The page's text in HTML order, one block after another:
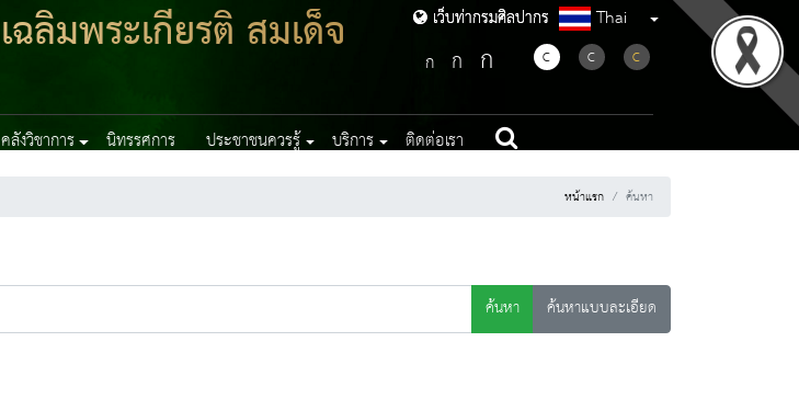
เว็บท่ากรมศิลปากร
ลิมพระเกียรติ สมเด็จ เว็บท่ากรมศิลปากร Thai
ก ก ก C C C
คลังวิชาการ นิทรรศการ ประชาชนควรรู้ บริการ ติดต่อเรา
หน้าแรก ค้นหา
ค้นหา
ค้นหาแบบละเอียด